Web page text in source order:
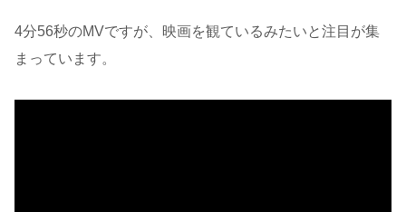
4分56秒のMVですが、映画を観ているみたいと注目が集
まっています。